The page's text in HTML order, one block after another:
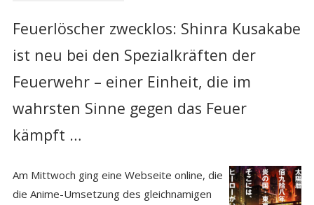
Feuerlöscher zwecklos: Shinra Kusakabe
ist neu bei den Spezialkräften der
Feuerwehr – einer Einheit, die im
wahrsten Sinne gegen das Feuer
kämpft …
Am Mittwoch ging eine Webseite online, die
die Anime-Umsetzung des gleichnamigen